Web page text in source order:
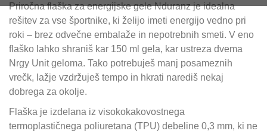
Priročna flaška za energijske gele Nduranz je idealna
rešitev za vse športnike, ki želijo imeti energijo vedno pri
roki – brez odvečne embalaže in nepotrebnih smeti. V eno
flaško lahko shraniš kar 150 ml gela, kar ustreza dvema
Nrgy Unit geloma. Tako potrebuješ manj posameznih
vrečk, lažje vzdržuješ tempo in hkrati narediš nekaj
dobrega za okolje.
Flaška je izdelana iz visokokakovostnega
termoplastičnega poliuretana (TPU) debeline 0,3 mm, ki ne